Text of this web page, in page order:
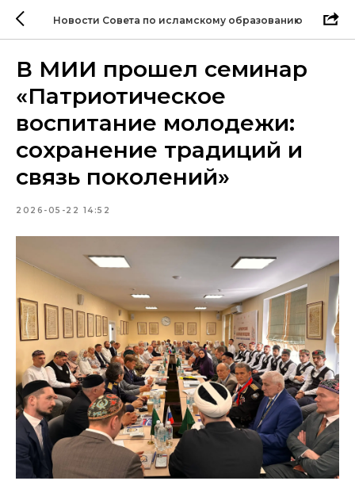
Новости Совета по исламскому образованию
В МИИ прошел семинар
«Патриотическое
воспитание молодежи:
сохранение традиций и
связь поколений»
2026-05-22 14:52